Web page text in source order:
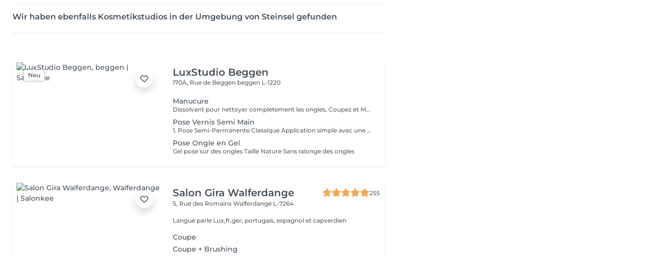
Wir haben ebenfalls Kosmetikstudios in der Umgebung von Steinsel gefunden
Neu LuxStudio Beggen
170A, Rue de Beggen beggen L-1220
Manucure
Dissolvant pour nettoyer completement les ongles, Coupez et Modelez les ongles avec une lime, Mouillez les mains quelques minutes pour ramollir les cuticules, Pousses les Cuticules avec batone pour repousser doucement vers l'arrière et coupez les excès, Hydratez les Mains avec crème et les cuticules pour maintenir la peau douce, Appliquez une base transparent pour protéger les ongles. Attendez suffisamment de tempos pour sèche.
Pose Vernis Semi Main
1. Pose Semi-Permanente Classique Application simple avec une fine couche de base. Idéale pour celles qui souhaitent de la couleur, de la brillance et un léger renfort. Tenue moyenne 2 semaines. 2. Pose Semi + Renfort Combinaison d'une base classique avec une couche de renfort. Offre une meilleure résistance que le semi-permanent classique, parfaite pour les ongles naturels. Moyenne Tenue de 2 à 3 semaines. 3. Pose Semi + Fiber Ultra Base classique combinée à un gel enrichi en fibres, idéale pour les ongles fragiles ou nécessitant un renforcement supplémentaire. Tenue Moyenne 3 à 4 semaines.
Pose Ongle en Gel
Gel pose sur des ongles Taille Nature Sans ralonge des ongles
Salon Gira Walferdange
255
5, Rue des RomainsWalferdange L-7264
Langue parle Lux,fr,ger, portugais, espagnol et capverdien
Coupe
Coupe + Brushing